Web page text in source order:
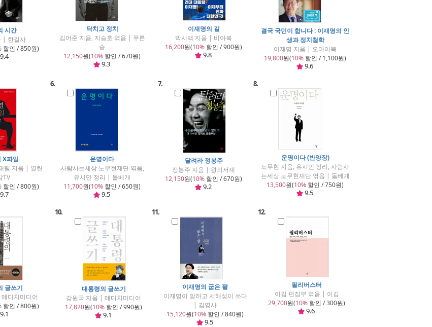
시간
| 한길사
할인 / 850원)
9.4
닥치고 정치
김어준 지음, 지승호 엮음 | 푸른
숲
12,150원(10% 할인 / 670원)
9.3
이재명의 길
박시백 지음 | 비아북
16,200원(10% 할인 / 900원)
9.8
결국 국민이 합니다 : 이재명의 인
생과 정치철학
이재명 지음 | 오마이북
19,800원(10% 할인 / 1,100원)
9.6
X파일
팀 지음 | 열린
TV
할인 / 800원)
9.7
6.
운명이다
사람사는세상 노무현재단 엮음,
유시민 정리 | 돌베개
11,700원(10% 할인 / 650원)
9.5
7.
달려라 정봉주
정봉주 지음 | 왕의서재
12,150원(10% 할인 / 670원)
9.2
8.
운명이다 (반양장)
노무현 지음, 유시민 정리, 사람사
는세상 노무현재단 엮음 | 돌베개
13,500원(10% 할인 / 750원)
9.5
글쓰기
디치미디어
할인 / 800원)
9.1
10.
대통령의 글쓰기
강원국 지음 | 메디치미디어
17,820원(10% 할인 / 990원)
9.1
11.
이재명의 굽은 팔
이재명이 말하고 서해성이 쓰다
| 김영사
15,120원(10% 할인 / 840원)
9.5
12.
필리버스터
이김 편집부 엮음 | 이김
29,700원(10% 할인 / 300원)
9.6